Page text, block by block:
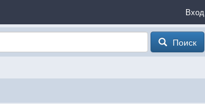
Вход
Поиск